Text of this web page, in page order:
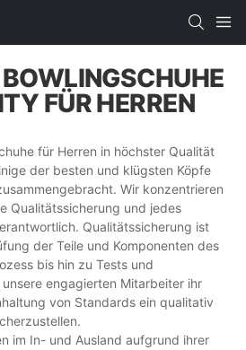
FÜR HERREN
für Herren in höchster Qualität
der besten und klügsten Köpfe
Wir konzentrieren
Qualitätssicherung und jedes
Qualitätssicherung ist
der Teile und Komponenten des
bis hin zu Tests und
engagierten Mitarbeiter ihr
von Standards ein qualitativ
im In- und Ausland aufgrund ihrer